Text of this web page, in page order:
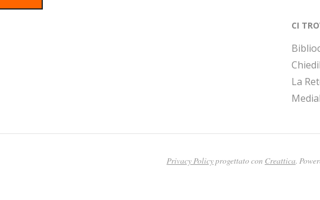
CI
La
Privacy Policyprogettato con Creattica.